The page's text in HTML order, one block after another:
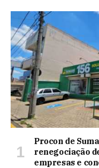
Procon de
renegociação
empresas e